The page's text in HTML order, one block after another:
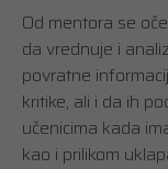
Od mentora se
da vrednuje i
povratne
kritike, ali i da ih
učenicima kada
kao i prilikom